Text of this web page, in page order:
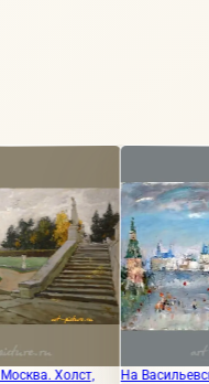
На Васильевском спуске